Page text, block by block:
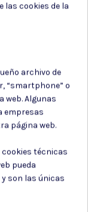
es
DNI.
eres
que
Tus
las cookies de la
archivo de
“smartphone” o
web. Algunas
empresas
página web.
cookies técnicas
pueda
son las únicas